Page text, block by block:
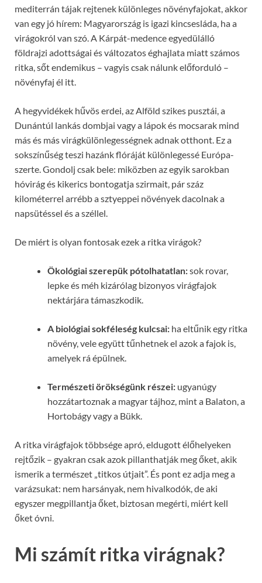
mediterrán tájak rejtenek különleges növényfajokat, akkor
van egy jó hírem: Magyarország is igazi kincsesláda, ha a
virágokról van szó. A Kárpát-medence egyedülálló
földrajzi adottságai és változatos éghajlata miatt számos
ritka, sőt endemikus – vagyis csak nálunk előforduló –
növényfaj él itt.
A hegyvidékek hűvös erdei, az Alföld szikes pusztái, a
Dunántúl lankás dombjai vagy a lápok és mocsarak mind
más és más virágkülönlegességnek adnak otthont. Ez a
sokszínűség teszi hazánk flóráját különlegessé Európa-
szerte. Gondolj csak bele: miközben az egyik sarokban
hóvirág és kikerics bontogatja szirmait, pár száz
kilométerrel arrébb a sztyeppei növények dacolnak a
napsütéssel és a széllel.
De miért is olyan fontosak ezek a ritka virágok?
Ökológiai szerepük pótolhatatlan:sok rovar,
lepke és méh kizárólag bizonyos virágfajok
nektárjára támaszkodik.
A biológiai sokféleség kulcsai: ha eltűnik egy ritka
növény, vele együtt tűnhetnek el azok a fajok is,
amelyek rá épülnek.
Természeti örökségünk részei: ugyanúgy
hozzátartoznak a magyar tájhoz, mint a Balaton, a
Hortobágy vagy a Bükk.
A ritka virágfajok többsége apró, eldugott élőhelyeken
rejtőzik – gyakran csak azok pillanthatják meg őket, akik
ismerik a természet „titkos útjait”. És pont ez adja meg a
varázsukat: nem harsányak, nem hivalkodók, de aki
egyszer megpillantja őket, biztosan megérti, miért kell
őket óvni.
Mi számít ritka virágnak?